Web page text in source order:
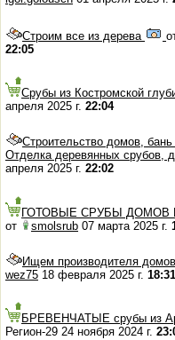
Строим все из дерева
22:05
Срубы из Костромской
апреля 2025 г. 22:04
Строительство домов,
Отделка деревянных срубов,
апреля 2025 г. 22:02
ГОТОВЫЕ СРУБЫ ДОМОВ
от
smolsrub 07 марта 2025 г.
Ищем производителя
wez75 18 февраля 2025 г. 18:31
БРЕВЕНЧАТЫЕ срубы из
Регион-29 24 ноября 2024 г.